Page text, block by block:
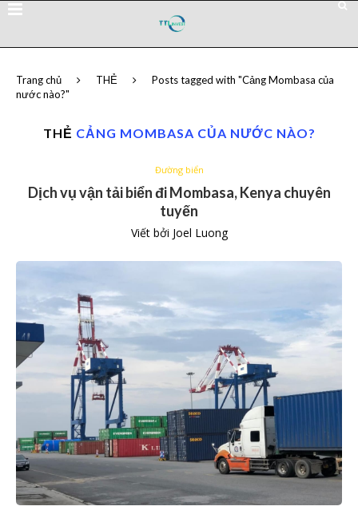
Trang chủ THẺ
Posts tagged with "Cảng Mombasa của
nước nào?"
THẺ CẢNG MOMBASA CỦA NƯỚC NÀO?
Đường biển
Dịch vụ vận tải biển đi Mombasa, Kenya chuyên
tuyến
Viết bởi Joel Luong